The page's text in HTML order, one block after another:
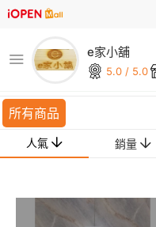
e家小舖
5.0 / 5.0
所有商品
人氣 銷量